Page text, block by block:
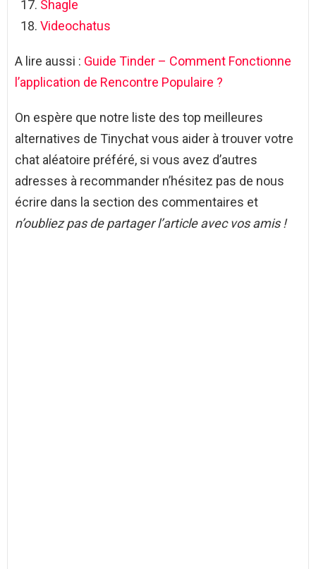
Shagle
Videochatus
A lire aussi : Guide Tinder – Comment Fonctionne
l’application de Rencontre Populaire ?
On espère que notre liste des top meilleures
alternatives de Tinychat vous aider à trouver votre
chat aléatoire préféré, si vous avez d’autres
adresses à recommander n’hésitez pas de nous
écrire dans la section des commentaires et
n’oubliez pas de partager l’article avec vos amis !